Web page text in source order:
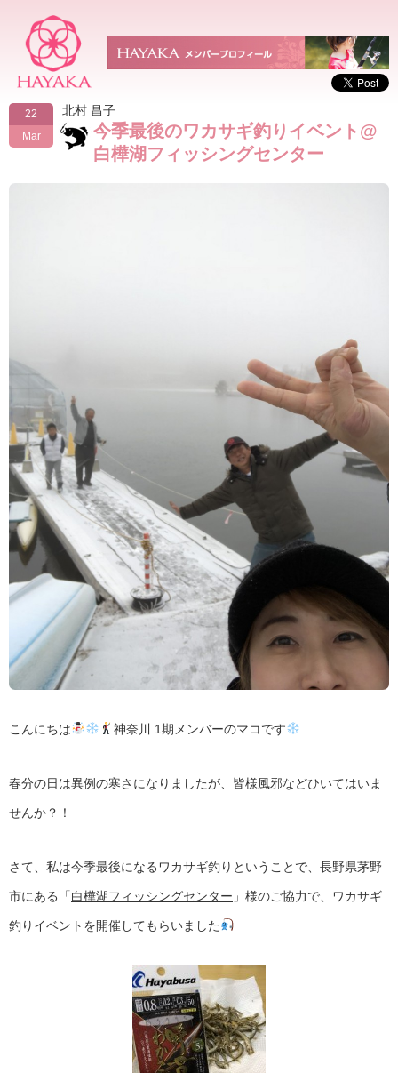
22
Mar
北村 昌子
今季最後のワカサギ釣りイベント@
白樺湖フィッシングセンター
こんにちは 神奈川 1期メンバーのマコです
春分の日は異例の寒さになりましたが、皆様風邪などひいてはいま
せんか？！
さて、私は今季最後になるワカサギ釣りということで、長野県茅野
市にある「白樺湖フィッシングセンター 」様のご協力で、ワカサギ
釣りイベントを開催してもらいました